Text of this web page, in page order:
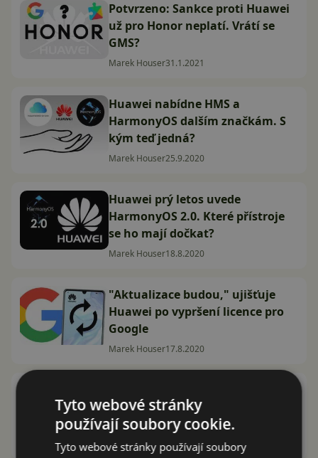
Potvrzeno: Sankce proti Huawei
už pro Honor neplatí. Vrátí se
GMS?
Marek Houser31.1.2021
Huawei nabídne HMS a
HarmonyOS dalším značkám. S
kým teď jedná?
Marek Houser25.9.2020
Huawei prý letos uvede
HarmonyOS 2.0. Které přístroje
se ho mají dočkat?
Marek Houser18.8.2020
"Aktualizace budou," ujišťuje
Huawei po vypršení licence pro
Google
Marek Houser17.8.2020
obchodu? Toto řešení je opravdu
na stole
Marek Houser3.4.2020
Tyto webové stránky
používají soubory cookie.
Tyto webové stránky používají soubory